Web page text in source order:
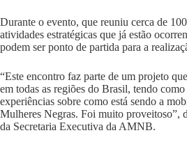
Durante o evento, que reuniu cerca de
atividades estratégicas que já estão
podem ser ponto de partida para a
“Este encontro faz parte de um projeto
em todas as regiões do Brasil, tendo
experiências sobre como está sendo a
Mulheres Negras. Foi muito proveitoso”,
da Secretaria Executiva da AMNB.